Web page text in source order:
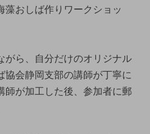
藻おしば作りワークショッ
がら、自分だけのオリジナル
協会静岡支部の講師が丁寧に
師が加工した後、参加者に郵